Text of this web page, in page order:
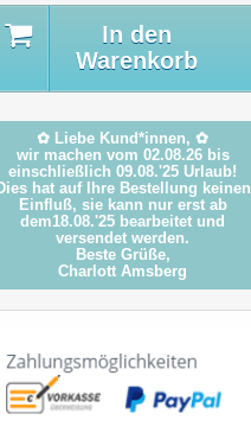
In den
Warenkorb
✿ Liebe Kund*innen, ✿
wir machen vom 02.08.26 bis
einschließlich 09.08.'25 Urlaub!
hat auf Ihre Bestellung keinen
Einfluß, sie kann nur erst ab
dem18.08.'25 bearbeitet und
versendet werden.
Beste Grüße,
Charlott Amsberg